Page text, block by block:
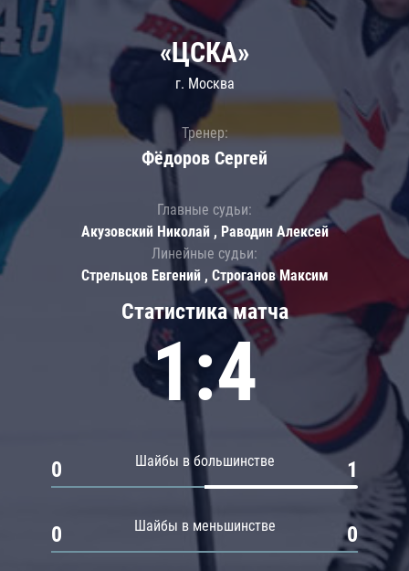
Статистика матча
1:4
Шайбы в большинстве
0 1
Шайбы в меньшинстве
0 0
«ЦСКА»
г. Москва
Тренер:
Фёдоров Сергей
Главные судьи:
Акузовский Николай , Раводин Алексей
Линейные судьи:
Стрельцов Евгений , Строганов Максим